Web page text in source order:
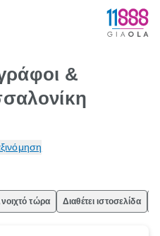
&
τώρα Διαθέτει ιστοσελίδα